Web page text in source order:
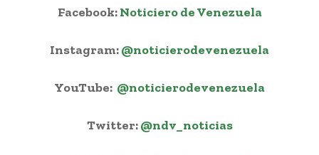
Facebook:Noticiero de Venezuela
Instagram:@noticierodevenezuela
YouTube: @noticierodevenezuela
Twitter:@ndv_noticias